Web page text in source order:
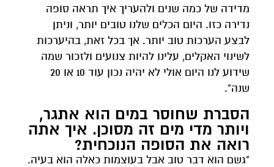
מדידה של כמה שנים ולהעריך איך תראה סופה
נדירה כזו. היום הכלים שלנו טובים יותר, וניתן
לבצע הערכות טוב יותר. אך בכל זאת, בהיערכות
לשינוי האקלים, עלינו להיות צנועים ולזכור שמה
שידוע לנו היום אולי לא יהיה נכון עוד 10 או 20
שנה".
הסברת שחוסר במים הוא אתגר,
ויותר מדי מים זה מסוכן. איך אתה
רואה את הסופה הנוכחית?
"גשם הוא דבר טוב אבל בעוצמות כאלה הוא בעיה.